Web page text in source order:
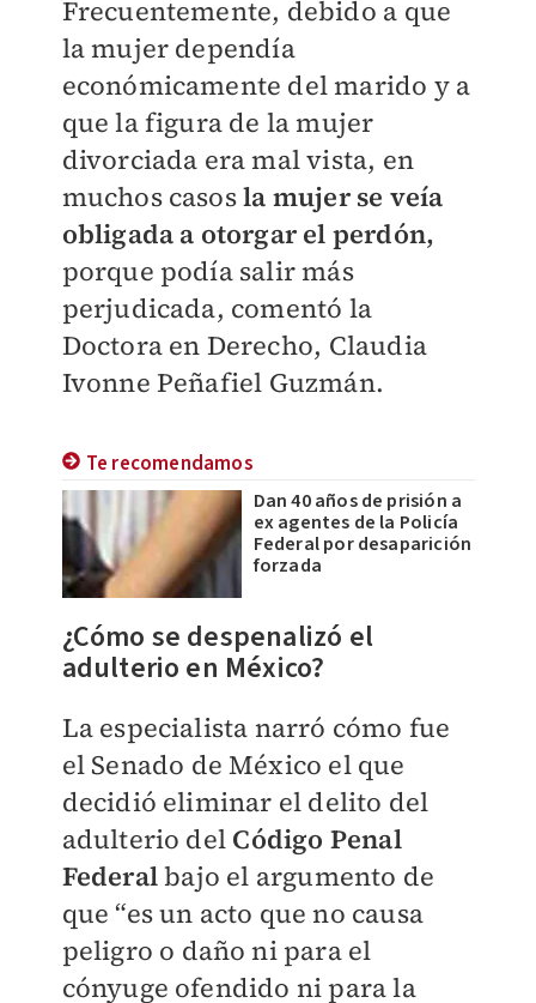
Frecuentemente, debido a que
la mujer dependía
económicamente del marido y a
que la figura de la mujer
divorciada era mal vista, en
muchos casosla mujer se veía
obligada a otorgar el perdón,
porque podía salir más
perjudicada, comentó la
Doctora en Derecho, Claudia
Ivonne Peñafiel Guzmán.
Te recomendamos
Dan 40 años de prisión a
ex agentes de la Policía
Federal por desaparición
forzada
¿Cómo se despenalizó el
adulterio en México?
La especialista narró cómo fue
el Senado de México el que
decidió eliminar el delito del
adulterio del Código Penal
Federalbajo el argumento de
que “es un acto que no causa
peligro o daño ni para el
cónyuge ofendido ni para la